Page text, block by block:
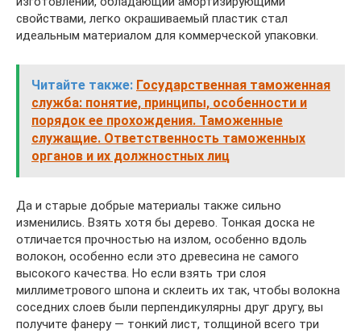
свойствами, легко окрашиваемый пластик стал
идеальным материалом для коммерческой упаковки.
Читайте также: Государственная таможенная
служба: понятие, принципы, особенности и
порядок ее прохождения. Таможенные
служащие. Ответственность таможенных
органов и их должностных лиц
Да и старые добрые материалы также сильно
изменились. Взять хотя бы дерево. Тонкая доска не
отличается прочностью на излом, особенно вдоль
волокон, особенно если это древесина не самого
высокого качества. Но если взять три слоя
миллиметрового шпона и склеить их так, чтобы волокна
соседних слоев были перпендикулярны друг другу, вы
получите фанеру — тонкий лист, толщиной всего три